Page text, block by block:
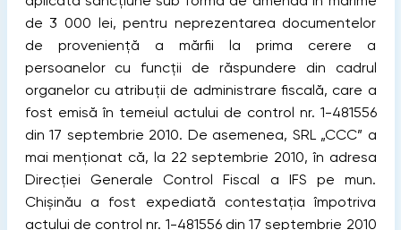
de 3 000 lei, pentru neprezentarea documentelor
de provenienţă a mărﬁi la prima cerere a
persoanelor cu funcţii de răspundere din cadrul
organelor cu atribuţii de administrare ﬁscală, care a
fost emisă în temeiul actului de control nr. 1-481556
din 17 septembrie 2010. De asemenea, SRL „CCC” a
mai menţionat că, la 22 septembrie 2010, în adresa
Direcţiei Generale Control Fiscal a IFS pe mun.
Chișinău a fost expediată contestaţia împotriva
actului de control nr. 1-481556 din 17 septembrie 2010